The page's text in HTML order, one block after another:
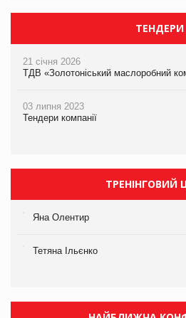
ТЕНДЕРИ
21 січня 2026
ТДВ «Золотоніський маслоробний
03 липня 2023
Тендери компанії
ТРЕНІНГОВИЙ
Яна Олентир
Тетяна Ільєнко